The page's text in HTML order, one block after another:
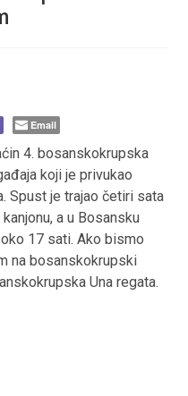
Email
4. bosanskokrupska
koji je privukao
Spust je trajao četiri sata
a u Bosansku
17 sati. Ako bismo
na bosanskokrupski
Una regata.